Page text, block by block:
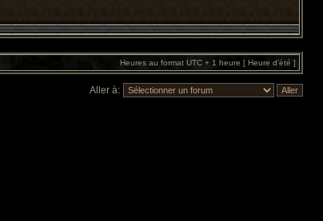
Heures au format UTC + 1 heure [ Heure d’été ]
Aller à: